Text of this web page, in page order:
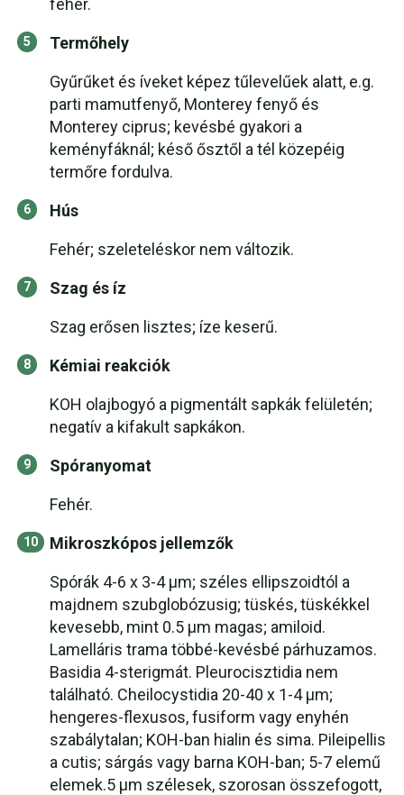
fehér.
Termőhely
Gyűrűket és íveket képez tűlevelűek alatt, e.g.
parti mamutfenyő, Monterey fenyő és
Monterey ciprus; kevésbé gyakori a
keményfáknál; késő ősztől a tél közepéig
termőre fordulva.
Hús
Fehér; szeleteléskor nem változik.
Szag és íz
Szag erősen lisztes; íze keserű.
Kémiai reakciók
KOH olajbogyó a pigmentált sapkák felületén;
negatív a kifakult sapkákon.
Spóranyomat
Fehér.
Mikroszkópos jellemzők
Spórák 4-6 x 3-4 µm; széles ellipszoidtól a
majdnem szubglobózusig; tüskés, tüskékkel
kevesebb, mint 0.5 µm magas; amiloid.
Lamelláris trama többé-kevésbé párhuzamos.
Basidia 4-sterigmát. Pleurocisztidia nem
található. Cheilocystidia 20-40 x 1-4 µm;
hengeres-flexusos, fusiform vagy enyhén
szabálytalan; KOH-ban hialin és sima. Pileipellis
a cutis; sárgás vagy barna KOH-ban; 5-7 elemű
elemek.5 µm szélesek, szorosan összefogott,